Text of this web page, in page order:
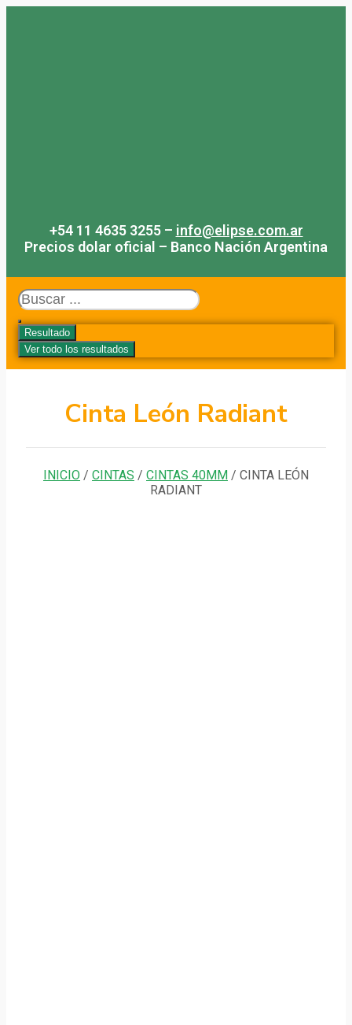
+54 11 4635 3255 – info@elipse.com.ar
Precios dolar oficial – Banco Nación Argentina
Search
...
Resultado
Ver todo los resultados
Cinta León Radiant
INICIO / CINTAS / CINTAS 40MM / CINTA LEÓN
RADIANT